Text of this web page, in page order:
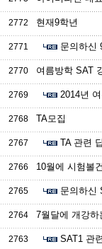
2772 현재9학년
2771 문의하신
2770 여름방학 SAT
2769 2014년
2768 TA모집
2767 TA 관련
2766 10월에 시험볼
2765 문의하신
2764 7월달에 개강하
2763 SAT1 관